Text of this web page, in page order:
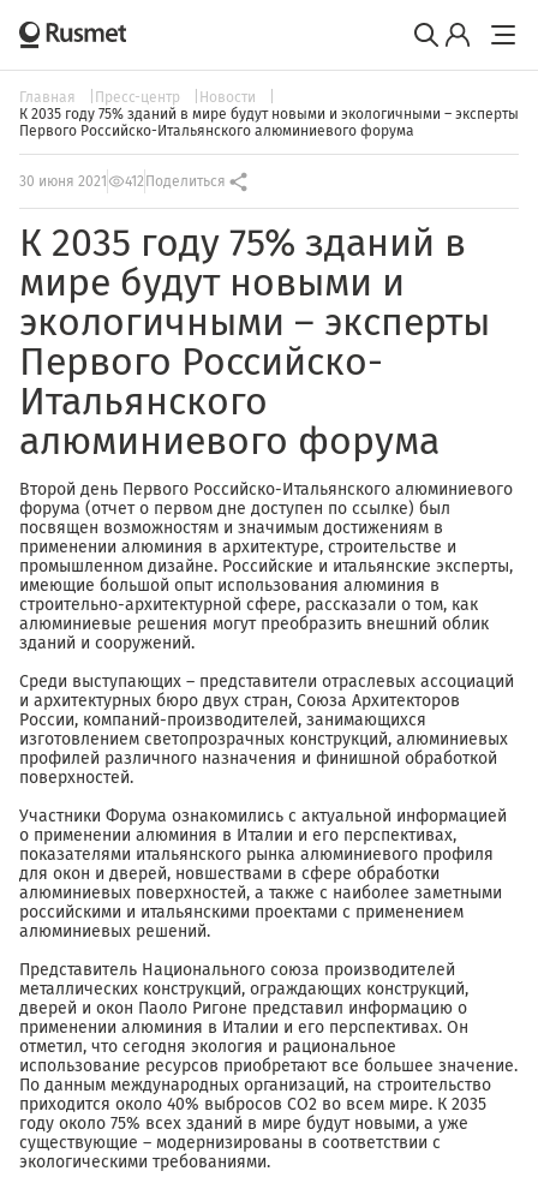
Главная Пресс-центр
Новости
К 2035 году 75% зданий в мире будут новыми и экологичными – эксперты
Первого Российско-Итальянского алюминиевого форума
30 июня 2021 412 Поделиться
К 2035 году 75% зданий в
мире будут новыми и
экологичными – эксперты
Первого Российско-
Итальянского
алюминиевого форума
Второй день Первого Российско-Итальянского алюминиевого
форума (отчет о первом дне доступен по ссылке) был
посвящен возможностям и значимым достижениям в
применении алюминия в архитектуре, строительстве и
промышленном дизайне. Российские и итальянские эксперты,
имеющие большой опыт использования алюминия в
строительно-архитектурной сфере, рассказали о том, как
алюминиевые решения могут преобразить внешний облик
зданий и сооружений.
Среди выступающих – представители отраслевых ассоциаций
и архитектурных бюро двух стран, Союза Архитекторов
России, компаний-производителей, занимающихся
изготовлением светопрозрачных конструкций, алюминиевых
профилей различного назначения и финишной обработкой
поверхностей.
Участники Форума ознакомились с актуальной информацией
о применении алюминия в Италии и его перспективах,
показателями итальянского рынка алюминиевого профиля
для окон и дверей, новшествами в сфере обработки
алюминиевых поверхностей, а также с наиболее заметными
российскими и итальянскими проектами с применением
алюминиевых решений.
Представитель Национального союза производителей
металлических конструкций, ограждающих конструкций,
дверей и окон Паоло Ригоне представил информацию о
применении алюминия в Италии и его перспективах. Он
отметил, что сегодня экология и рациональное
использование ресурсов приобретают все большее значение.
По данным международных организаций, на строительство
приходится около 40% выбросов СО2 во всем мире. К 2035
году около 75% всех зданий в мире будут новыми, а уже
существующие – модернизированы в соответствии с
экологическими требованиями.